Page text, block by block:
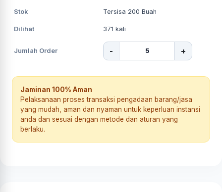
Stok Tersisa 200 Buah
Dilihat 371 kali
Jumlah Order - +
Jaminan 100% Aman
Pelaksanaan proses transaksi pengadaan barang/jasa
yang mudah, aman dan nyaman untuk keperluan instansi
anda dan sesuai dengan metode dan aturan yang
berlaku.